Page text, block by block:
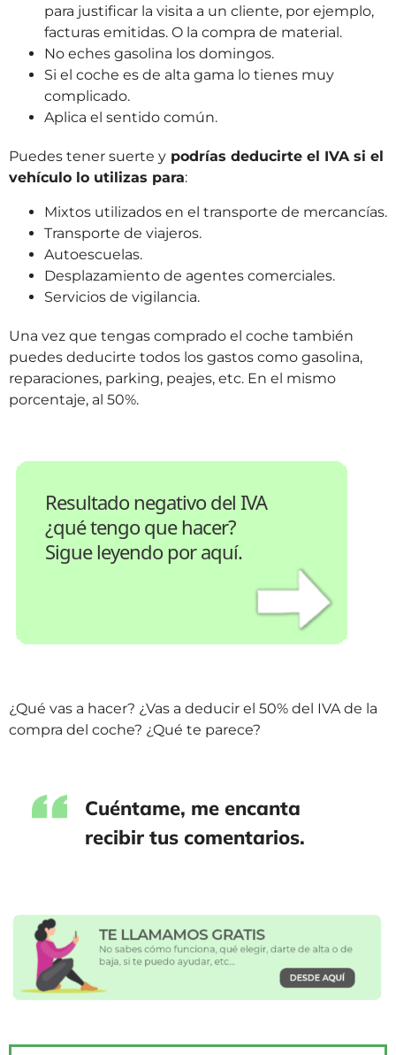
para justificar la visita a un cliente, por ejemplo,
facturas emitidas. O la compra de material.
No eches gasolina los domingos.
Si el coche es de alta gama lo tienes muy
complicado.
Aplica el sentido común.
Puedes tener suerte y podrías deducirte el IVA si el
vehículo lo utilizas para:
Mixtos utilizados en el transporte de mercancías.
Transporte de viajeros.
Autoescuelas.
Desplazamiento de agentes comerciales.
Servicios de vigilancia.
Una vez que tengas comprado el coche también
puedes deducirte todos los gastos como gasolina,
reparaciones, parking, peajes, etc. En el mismo
porcentaje, al 50%.
¿Qué vas a hacer? ¿Vas a deducir el 50% del IVA de la
compra del coche? ¿Qué te parece?
Cuéntame, me encanta
recibir tus comentarios.